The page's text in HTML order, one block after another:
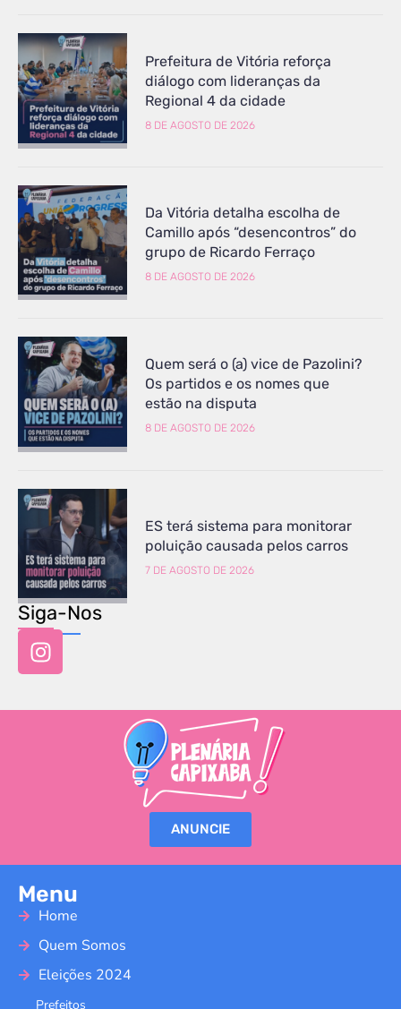
Prefeitura de Vitória reforça
diálogo com lideranças da
Regional 4 da cidade
8 DE AGOSTO DE 2026
Da Vitória detalha escolha de
Camillo após “desencontros” do
grupo de Ricardo Ferraço
8 DE AGOSTO DE 2026
Quem será o (a) vice de Pazolini?
Os partidos e os nomes que
estão na disputa
8 DE AGOSTO DE 2026
ES terá sistema para monitorar
poluição causada pelos carros
7 DE AGOSTO DE 2026
Siga-Nos
ANUNCIE
Menu
Home
Quem Somos
Eleições 2024
Prefeitos